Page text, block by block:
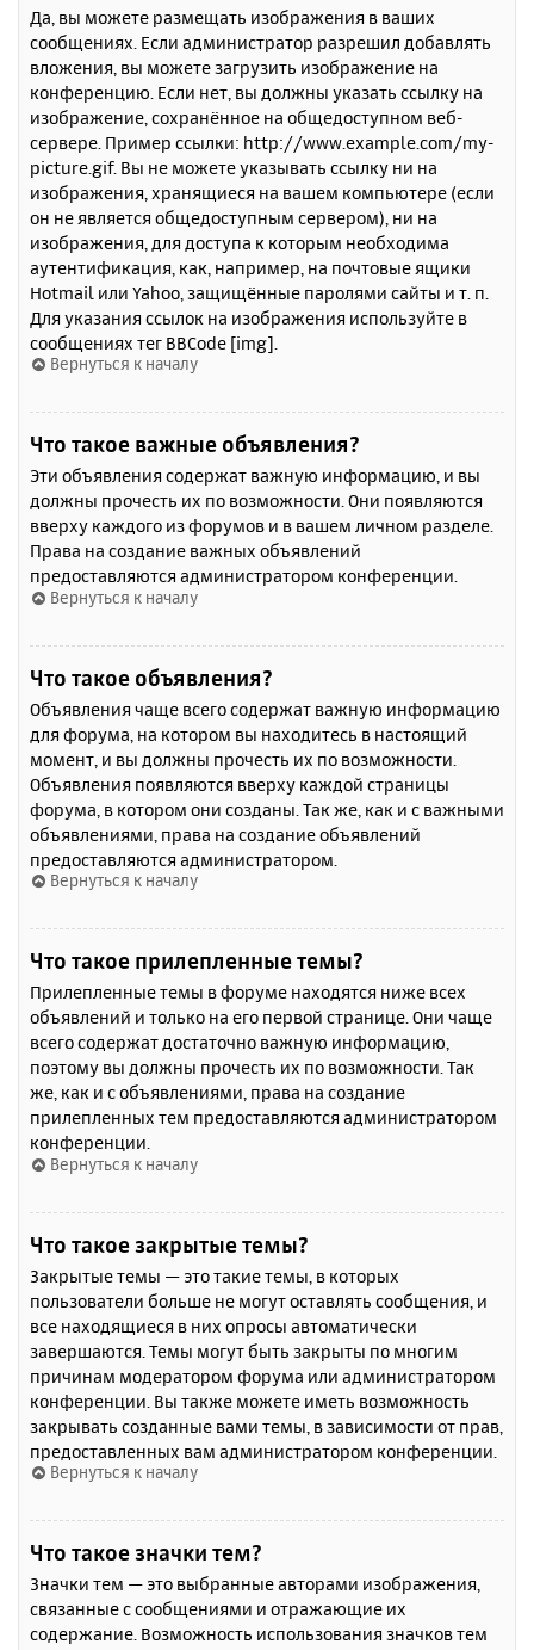
Да, вы можете размещать изображения в ваших
сообщениях. Если администратор разрешил добавлять
вложения, вы можете загрузить изображение на
конференцию. Если нет, вы должны указать ссылку на
изображение, сохранённое на общедоступном веб-
сервере. Пример ссылки: http://www.example.com/my-
picture.gif. Вы не можете указывать ссылку ни на
изображения, хранящиеся на вашем компьютере (если
он не является общедоступным сервером), ни на
изображения, для доступа к которым необходима
аутентификация, как, например, на почтовые ящики
Hotmail или Yahoo, защищённые паролями сайты и т. п.
Для указания ссылок на изображения используйте в
сообщениях тег BBCode [img].
Вернуться к началу
Что такое важные объявления?
Эти объявления содержат важную информацию, и вы
должны прочесть их по возможности. Они появляются
вверху каждого из форумов и в вашем личном разделе.
Права на создание важных объявлений
предоставляются администратором конференции.
Вернуться к началу
Что такое объявления?
Объявления чаще всего содержат важную информацию
для форума, на котором вы находитесь в настоящий
момент, и вы должны прочесть их по возможности.
Объявления появляются вверху каждой страницы
форума, в котором они созданы. Так же, как и с важными
объявлениями, права на создание объявлений
предоставляются администратором.
Вернуться к началу
Что такое прилепленные темы?
Прилепленные темы в форуме находятся ниже всех
объявлений и только на его первой странице. Они чаще
всего содержат достаточно важную информацию,
поэтому вы должны прочесть их по возможности. Так
же, как и с объявлениями, права на создание
прилепленных тем предоставляются администратором
конференции.
Вернуться к началу
Что такое закрытые темы?
Закрытые темы — это такие темы, в которых
пользователи больше не могут оставлять сообщения, и
все находящиеся в них опросы автоматически
завершаются. Темы могут быть закрыты по многим
причинам модератором форума или администратором
конференции. Вы также можете иметь возможность
закрывать созданные вами темы, в зависимости от прав,
предоставленных вам администратором конференции.
Вернуться к началу
Что такое значки тем?
Значки тем — это выбранные авторами изображения,
связанные с сообщениями и отражающие их
содержание. Возможность использования значков тем